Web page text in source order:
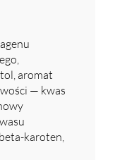
aromat
— kwas
karoten,